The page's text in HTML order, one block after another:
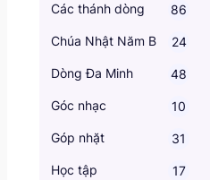
Các thánh dòng 86
Chúa Nhật Năm B 24
Dòng Đa Minh 48
Góc nhạc 10
Góp nhặt 31
Học tập 17